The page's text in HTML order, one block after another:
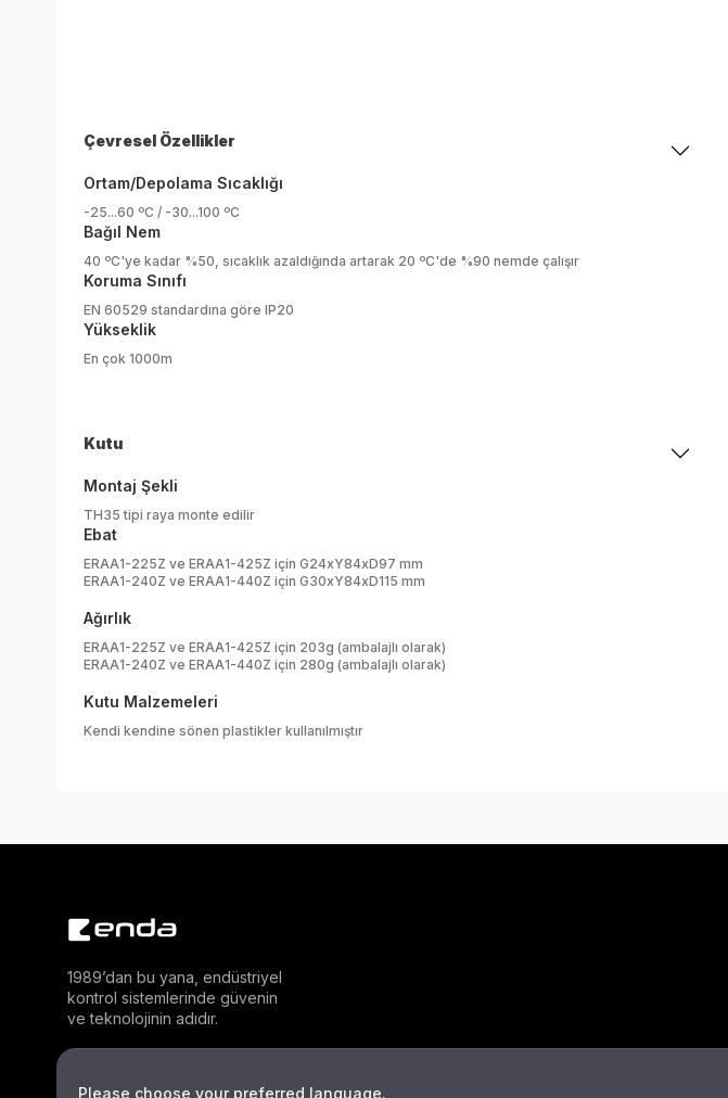
Çevresel Özellikler
Ortam/Depolama Sıcaklığı
-25...60 ºC / -30...100 ºC
Bağıl Nem
40 ºC'ye kadar %50, sıcaklık azaldığında artarak 20 ºC'de %90 nemde çalışır
Koruma Sınıfı
EN 60529 standardına göre IP20
Yükseklik
En çok 1000m
Kutu
Montaj Şekli
TH35 tipi raya monte edilir
Ebat
ERAA1-225Z ve ERAA1-425Z için G24xY84xD97 mm
ERAA1-240Z ve ERAA1-440Z için G30xY84xD115 mm
Ağırlık
ERAA1-225Z ve ERAA1-425Z için 203g (ambalajlı olarak)
ERAA1-240Z ve ERAA1-440Z için 280g (ambalajlı olarak)
Kutu Malzemeleri
Kendi kendine sönen plastikler kullanılmıştır
1989’dan bu yana, endüstriyel
kontrol sistemlerinde güvenin
ve teknolojinin adıdır.
Please choose your preferred language.